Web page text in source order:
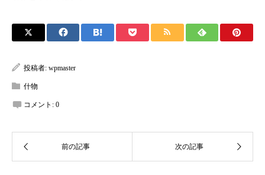
投稿者: wpmaster
什物
コメント: 0